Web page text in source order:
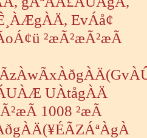
EvÁå¢
²æÃ²æÃ²æÃ
UÀtågÀÄ
1008 ²æÃ